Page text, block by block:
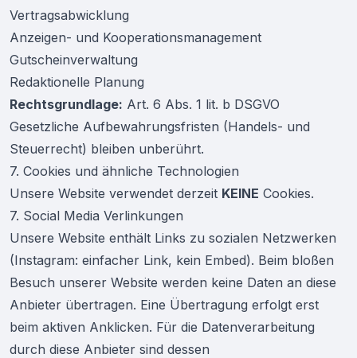
Vertragsabwicklung
Anzeigen- und Kooperationsmanagement
Gutscheinverwaltung
Redaktionelle Planung
Rechtsgrundlage: Art. 6 Abs. 1 lit. b DSGVO
Gesetzliche Aufbewahrungsfristen (Handels- und
Steuerrecht) bleiben unberührt.
7. Cookies und ähnliche Technologien
Unsere Website verwendet derzeit KEINE Cookies.
7. Social Media Verlinkungen
Unsere Website enthält Links zu sozialen Netzwerken
(Instagram: einfacher Link, kein Embed). Beim bloßen
Besuch unserer Website werden keine Daten an diese
Anbieter übertragen. Eine Übertragung erfolgt erst
beim aktiven Anklicken. Für die Datenverarbeitung
durch diese Anbieter sind dessen